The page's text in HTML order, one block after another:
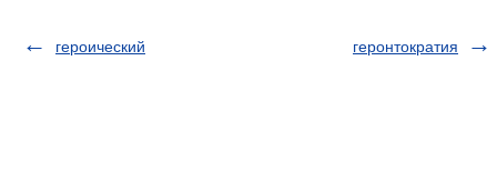
героический геронтократия